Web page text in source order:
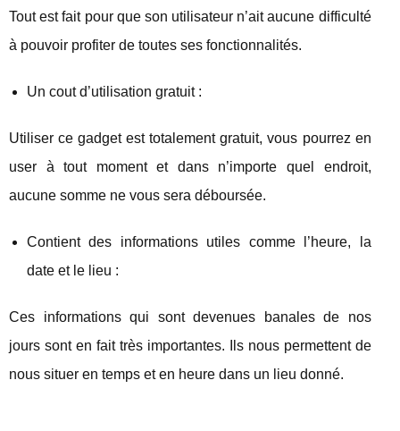
Tout est fait pour que son utilisateur n’ait aucune difficulté
à pouvoir profiter de toutes ses fonctionnalités.
Un cout d’utilisation gratuit :
Utiliser ce gadget est totalement gratuit, vous pourrez en
user à tout moment et dans n’importe quel endroit,
aucune somme ne vous sera déboursée.
Contient des informations utiles comme l’heure, la
date et le lieu :
Ces informations qui sont devenues banales de nos
jours sont en fait très importantes. Ils nous permettent de
nous situer en temps et en heure dans un lieu donné.